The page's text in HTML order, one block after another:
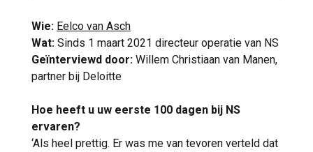
Wie: Eelco van Asch
Wat: Sinds 1 maart 2021 directeur operatie van NS
Geïnterviewd door: Willem Christiaan van Manen,
partner bij Deloitte
Hoe heeft u uw eerste 100 dagen bij NS
ervaren?
‘Als heel prettig. Er was me van tevoren verteld dat